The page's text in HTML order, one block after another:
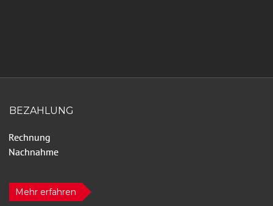
BEZAHLUNG
Mehr erfahren